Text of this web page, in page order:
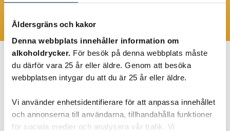
Åldersgräns och kakor
Denna webbplats innehåller information om
alkoholdrycker. För besök på denna webbplats måste
du därför vara 25 år eller äldre. Genom att besöka
webbplatsen intygar du att du är 25 år eller äldre.
Vi använder enhetsidentifierare för att anpassa innehållet
och annonserna till användarna, tillhandahålla funktioner
för sociala medier och analysera vår trafik. Vi
@farmormor